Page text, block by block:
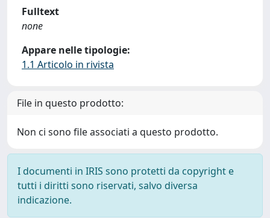
Fulltext
none
Appare nelle tipologie:
1.1 Articolo in rivista
File in questo prodotto:
Non ci sono file associati a questo prodotto.
I documenti in IRIS sono protetti da copyright e
tutti i diritti sono riservati, salvo diversa
indicazione.